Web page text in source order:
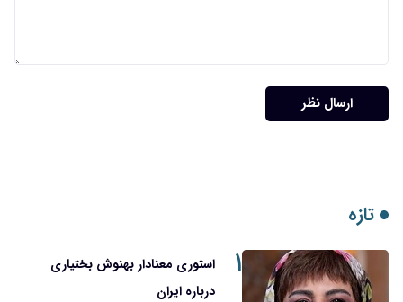
ارسال نظر
تازه
۱
استوری معنادار بهنوش بختیاری
درباره ایران